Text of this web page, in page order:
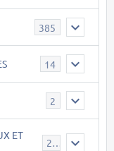
385
14
2
ET
21